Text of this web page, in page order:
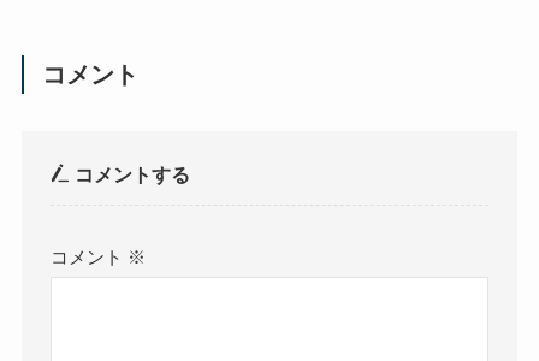
コメント
コメントする
コメント ※